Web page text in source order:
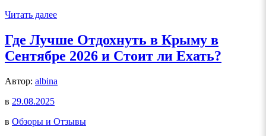
Читать далее
Где Лучше Отдохнуть в Крыму в
Сентябре 2026 и Стоит ли Ехать?
Автор: albina
в 29.08.2025
в Обзоры и Отзывы